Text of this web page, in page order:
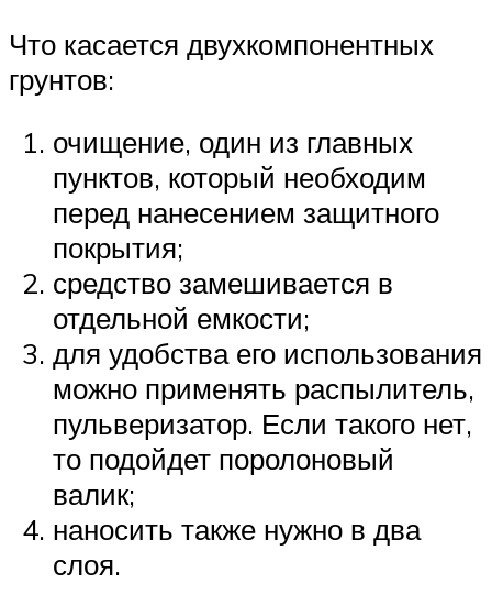
Что касается двухкомпонентных
грунтов:
очищение, один из главных
пунктов, который необходим
перед нанесением защитного
покрытия;
средство замешивается в
отдельной емкости;
для удобства его использования
можно применять распылитель,
пульверизатор. Если такого нет,
то подойдет поролоновый
валик;
наносить также нужно в два
слоя.